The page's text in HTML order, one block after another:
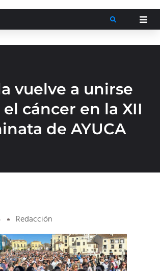
vuelve a unirse
cáncer en la XII
de AYUCA
Redacción